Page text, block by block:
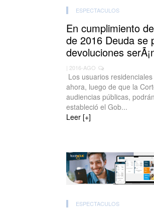
ESPECTACULOS
En cumplimiento
de 2016 Deuda se
devoluciones
| 2016-AGO
Los usuarios
ahora, luego de que la
audiencias públicas,
estableció el Gob...
Leer [+]
ESPECTACULOS